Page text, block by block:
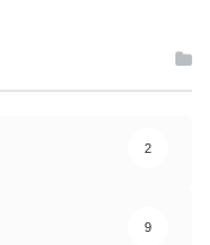
TripRebel
2
9